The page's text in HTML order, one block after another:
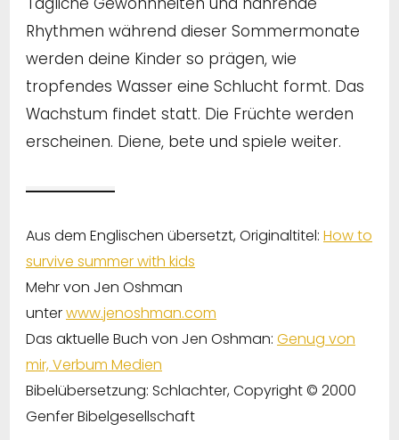
Rhythmen während dieser Sommermonate
werden deine Kinder so prägen, wie
tropfendes Wasser eine Schlucht formt. Das
Wachstum findet statt. Die Früchte werden
erscheinen. Diene, bete und spiele weiter.
Aus dem Englischen übersetzt, Originaltitel: How to
survive summer with kids
Mehr von Jen Oshman
unterwww.jenoshman.com
Das aktuelle Buch von Jen Oshman: Genug von
mir, Verbum Medien
Bibelübersetzung: Schlachter, Copyright © 2000
Genfer Bibelgesellschaft